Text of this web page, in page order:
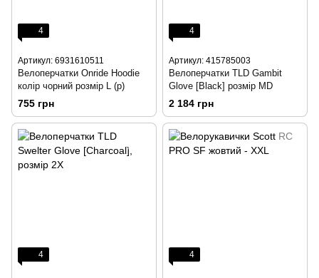
4
Артикул: 6931610511
Велоперчатки Onride Hoodie
колір чорний розмір L (р)
755 грн
4
Артикул: 415785003
Велоперчатки TLD Gambit
Glove [Black] розмір MD
2 184 грн
4 4